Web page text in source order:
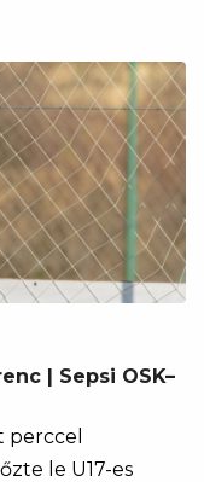
| Sepsi OSK–
perccel
le U17-es